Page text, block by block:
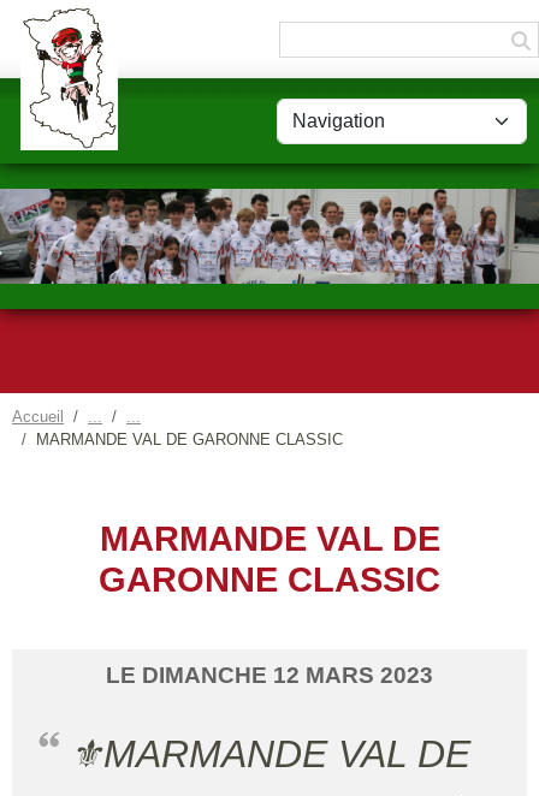
Accueil
MARMANDE VAL DE GARONNE CLASSIC
MARMANDE VAL DE
GARONNE CLASSIC
LE DIMANCHE 12 MARS 2023
⚜️MARMANDE VAL DE
Panneau de gestion des cookies